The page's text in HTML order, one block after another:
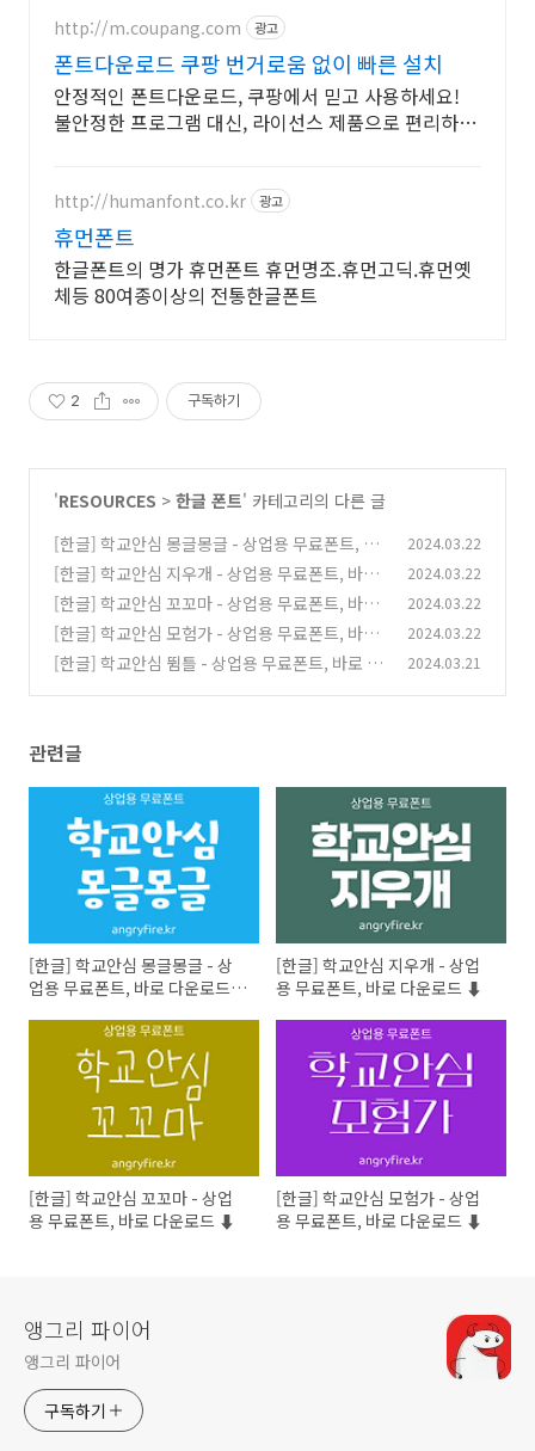
http://m.coupang.com 광고
폰트다운로드 쿠팡 번거로움 없이 빠른 설치
안정적인 폰트다운로드, 쿠팡에서 믿고 사용하세요!
불안정한 프로그램 대신, 라이선스 제품으로 편리하게
http://humanfont.co.kr 광고
휴먼폰트
한글폰트의 명가 휴먼폰트 휴먼명조.휴먼고딕.휴먼옛
체등 80여종이상의 전통한글폰트
2 구독하기
'RESOURCES > 한글 폰트' 카테고리의 다른 글
[한글] 학교안심 몽글몽글 - 상업용 무료폰트, 바
로 다운로드 ⬇︎
(0)
2024.03.22
[한글] 학교안심 지우개 - 상업용 무료폰트, 바로
다운로드 ⬇︎ (0)
2024.03.22
[한글] 학교안심 꼬꼬마 - 상업용 무료폰트, 바로
다운로드 ⬇︎ (0)
2024.03.22
[한글] 학교안심 모험가 - 상업용 무료폰트, 바로
다운로드 ⬇︎ (0)
2024.03.22
[한글] 학교안심 뜀틀 - 상업용 무료폰트, 바로 다
2024.03.21
관련글
[한글] 학교안심 몽글몽글 - 상
업용 무료폰트, 바로 다운로드
[한글] 학교안심 지우개 - 상업
용 무료폰트, 바로 다운로드 ⬇︎
[한글] 학교안심 꼬꼬마 - 상업
용 무료폰트, 바로 다운로드 ⬇︎
[한글] 학교안심 모험가 - 상업
용 무료폰트, 바로 다운로드 ⬇︎
앵그리 파이어
앵그리 파이어
구독하기